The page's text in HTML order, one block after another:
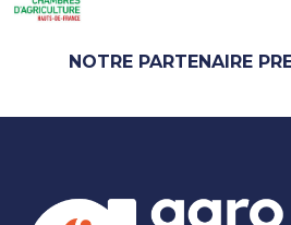
NOTRE PARTENAIRE